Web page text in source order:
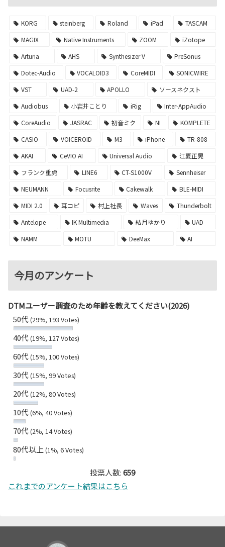
KORG steinberg Roland iPad
TASCAM
MAGIX
Native Instruments ZOOM
iZotope
Arturia
AHS Synthesizer V
PreSonus
Dotec-Audio
VOCALOID3 CoreMIDI
SONICWIRE
VST
UAD-2 APOLLO
ソースネクスト
Audiobus
小岩井ことり iRig
Inter-AppAudio
CoreAudio
JASRAC 初音ミク NI
KOMPLETE
CASIO
VOICEROID M3 iPhone
TR-808
AKAI
CeVIO AI Universal Audio
江夏正晃
フランク重虎
LINE6 CT-S1000V
Sennheiser
NEUMANN
Focusrite Cakewalk
BLE-MIDI
MIDI 2.0
耳コピ 村上社長 Waves
Thunderbolt
Antelope
IK Multimedia 結月ゆかり
UAD
NAMM
MOTU DeeMax AI
今月のアンケート
DTMユーザー調査のため年齢を教えてください(2026)
50代(29%, 193 Votes)
40代(19%, 127 Votes)
60代(15%, 100 Votes)
30代(15%, 99 Votes)
20代(12%, 80 Votes)
10代(6%, 40 Votes)
70代(2%, 14 Votes)
80代以上(1%, 6 Votes)
投票人数:659
これまでのアンケート結果はこちら